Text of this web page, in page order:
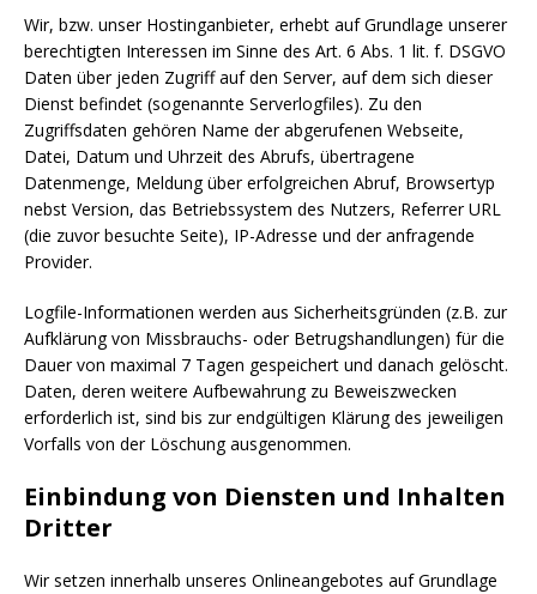
Wir, bzw. unser Hostinganbieter, erhebt auf Grundlage unserer
berechtigten Interessen im Sinne des Art. 6 Abs. 1 lit. f. DSGVO
Daten über jeden Zugriff auf den Server, auf dem sich dieser
Dienst befindet (sogenannte Serverlogfiles). Zu den
Zugriffsdaten gehören Name der abgerufenen Webseite,
Datei, Datum und Uhrzeit des Abrufs, übertragene
Datenmenge, Meldung über erfolgreichen Abruf, Browsertyp
nebst Version, das Betriebssystem des Nutzers, Referrer URL
(die zuvor besuchte Seite), IP-Adresse und der anfragende
Provider.
Logfile-Informationen werden aus Sicherheitsgründen (z.B. zur
Aufklärung von Missbrauchs- oder Betrugshandlungen) für die
Dauer von maximal 7 Tagen gespeichert und danach gelöscht.
Daten, deren weitere Aufbewahrung zu Beweiszwecken
erforderlich ist, sind bis zur endgültigen Klärung des jeweiligen
Vorfalls von der Löschung ausgenommen.
Einbindung von Diensten und Inhalten
Dritter
Wir setzen innerhalb unseres Onlineangebotes auf Grundlage